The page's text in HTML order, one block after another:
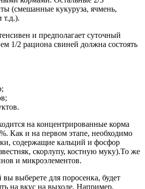
(смешанные кукуруза, ячмень,
т.д.).
и предполагает суточный
1/2 рациона свиней должна состоять
на концентрированные корма
Как и на первом этапе, необходимо
содержащие кальций и фосфор
скорлупу, костную муку).То же
и микроэлементов.
выберете для поросенка, будет
на вкус на выходе. Например,